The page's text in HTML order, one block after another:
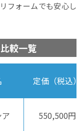
フォームでも安心し
較一覧
定価（税込）
ア 550,500円